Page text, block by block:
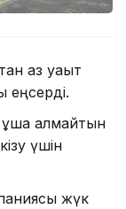
аз уақыт
еңсерді.
ұша алмайтын
үшін
жүк